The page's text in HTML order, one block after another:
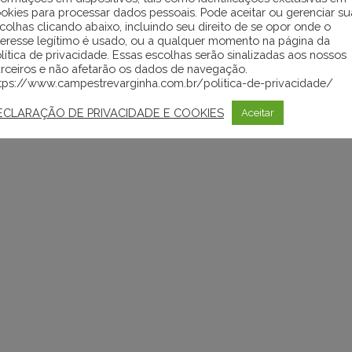
para processar dados pessoais. Pode aceitar ou gerenciar
clicando abaixo, incluindo seu direito de se opor onde o
legítimo é usado, ou a qualquer momento na página da
de privacidade. Essas escolhas serão sinalizadas aos nossos
e não afetarão os dados de navegação.
www.campestrevarginha.com.br/politica-de-privacidade/
DE PRIVACIDADE E COOKIES Aceitar